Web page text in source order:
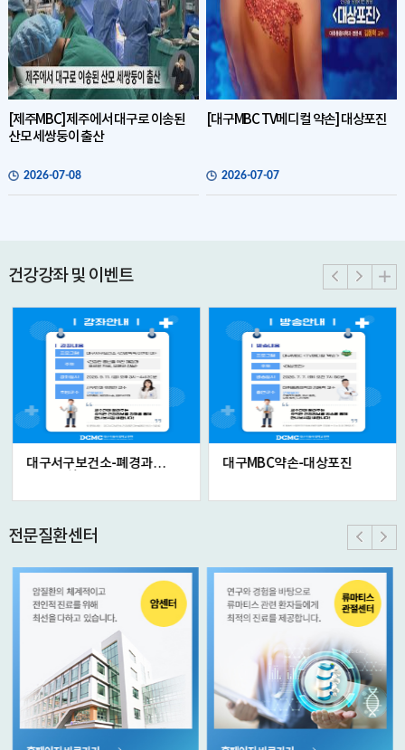
[제주MBC] 제주에서 대구로 이송된
산모 세쌍둥이 출산
2026-07-08
[대구MBC TV메디컬 약손] 대상포진
2026-07-07
건강강좌 및 이벤트
대구서구보건소-폐경과
대구MBC약손-대상포진
전문질환센터